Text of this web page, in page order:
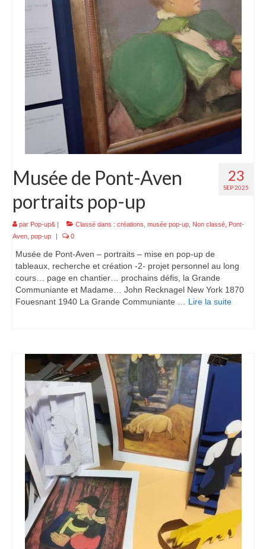
23
SEP 2025
Musée de Pont-Aven
portraits pop-up
par Pop-up& Classé dans : créations musée pop-up Non classé
Pont-
Aven pop-up 0
Musée de Pont-Aven – portraits – mise en pop-up de
tableaux, recherche et création -2- projet personnel au long
cours… page en chantier… prochains défis, la Grande
Communiante et Madame… John Recknagel New York 1870
Fouesnant 1940 La Grande Communiante … Lire la suite­­